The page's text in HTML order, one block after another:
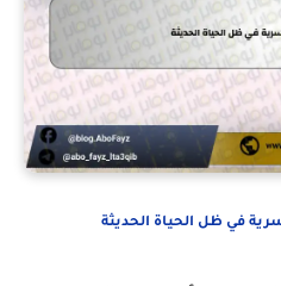
في ظل الحياة الحديثة